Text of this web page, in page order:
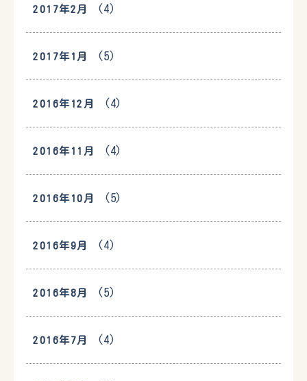
2017年2月 (4)
2017年1月 (5)
2016年12月 (4)
2016年11月 (4)
2016年10月 (5)
2016年9月 (4)
2016年8月 (5)
2016年7月 (4)